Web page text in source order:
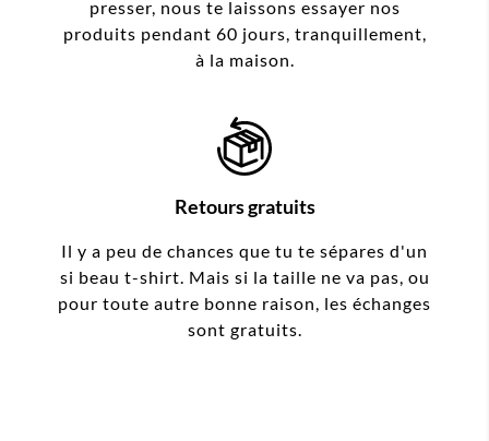
presser, nous te laissons essayer nos
produits pendant 60 jours, tranquillement,
à la maison.
Retours gratuits
Il y a peu de chances que tu te sépares d'un
si beau t-shirt. Mais si la taille ne va pas, ou
pour toute autre bonne raison, les échanges
sont gratuits.